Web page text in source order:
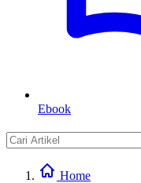
Ebook
Home